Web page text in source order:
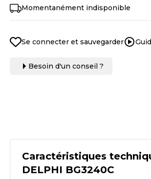
Caractéristiques
DELPHI BG3240C
Momentanément indisponible
Se connecter et sauvegarder
Besoin d'un conseil ?